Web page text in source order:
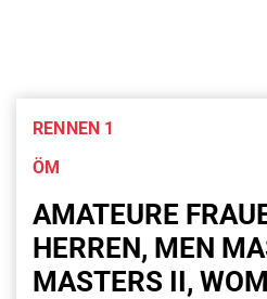
RENNEN 1
ÖM
AMATEURE
HERREN, MEN
MASTERS II,